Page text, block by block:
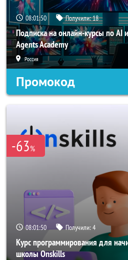
08:01:48 Получили:18
Подписка на онлайн-курсы по AI
Agents Academy
Россия
Промокод
-63%
08:01:48 Получили:4
Курс программирования для
школы Onskills